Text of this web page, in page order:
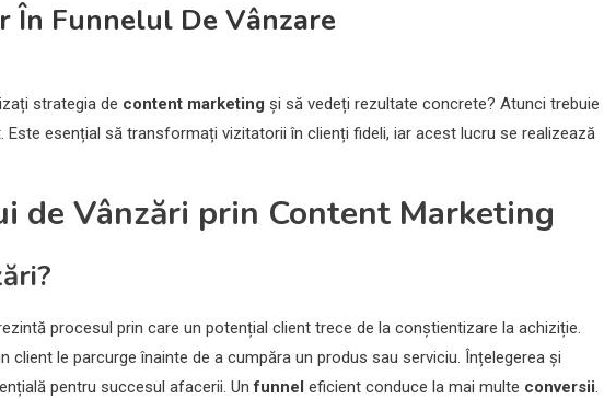
Funnelul De Vânzare
strategia de content marketing și să vedeți rezultate concrete? Atunci trebuie
Este esențial să transformați vizitatorii în clienți fideli, iar acest lucru se realizează
de Vânzări prin Content Marketing
procesul prin care un potențial client trece de la conștientizare la achiziție.
client le parcurge înainte de a cumpăra un produs sau serviciu. Înțelegerea și
pentru succesul afacerii. Unfunnel eficient conduce la mai multe conversii.